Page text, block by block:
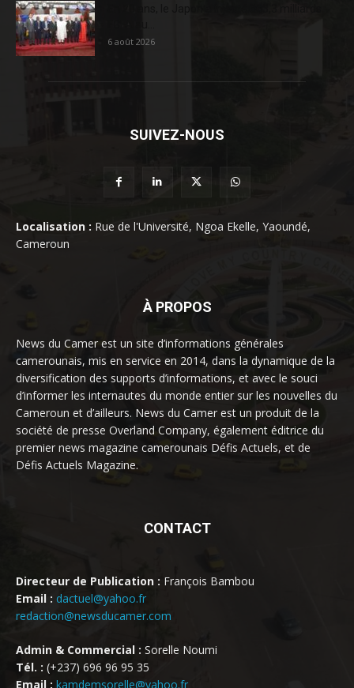
6 août 2026
SUIVEZ-NOUS
Localisation : Rue de l'Université, Ngoa Ekelle, Yaoundé,
Cameroun
À PROPOS
News du Camer est un site d’informations générales
camerounais, mis en service en 2014, dans la dynamique de la
diversification des supports d’informations, et avec le souci
d’informer les internautes du monde entier sur les nouvelles du
Cameroun et d’ailleurs. News du Camer est un produit de la
société de presse Overland Company, également éditrice du
premier news magazine camerounais Défis Actuels, et de
Défis Actuels Magazine.
CONTACT
Directeur de Publication : François Bambou
Email : dactuel@yahoo.fr
redaction@newsducamer.com
Admin & Commercial : Sorelle Noumi
Tél. : (+237) 696 96 95 35
Email : kamdemsorelle@yahoo.fr